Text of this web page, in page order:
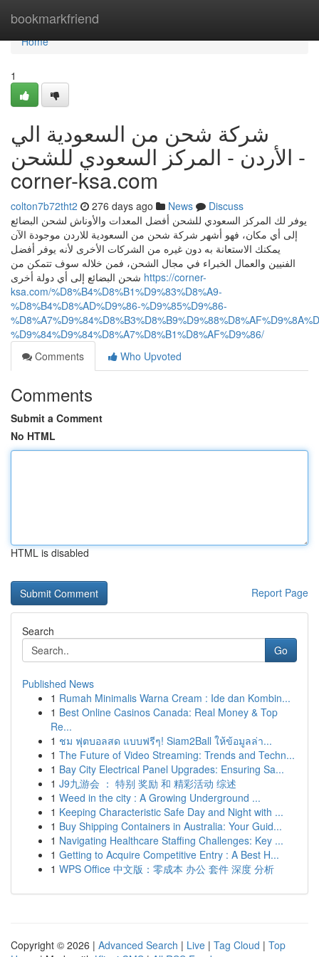
bookmarkfriend
Home
Home
1
شركة شحن من السعودية الي
الأردن - المركز السعودي للشحن -
corner-ksa.com
colton7b72tht2 276 days ago News
Discuss
يوفر لك المركز السعودي للشحن أفضل المعدات والأوناش لشحن البضائع
إلى أي مكان، فهو أشهر شركة شحن من السعودية للاردن موجودة الآن
يمكنك الاستعانة به دون غيره من الشركات الأخرى لأنه يوفر أفضل
الفنيين والعمال الخبراء في مجال الشحن، فمن خلاله سوف تتمكن من
https://corner-
ksa.com/%D8%B4%D8%B1%D9%83%D8%A9-
%D8%B4%D8%AD%D9%86-%D9%85%D9%86-
%D9%84%D9%84%D8%A7%D8%B1%D8%AF%D9%86/
Comments
Who Upvoted
Comments
Submit a Comment
No HTML
HTML is disabled
Report Page
Search
Go
Published News
1 Rumah Minimalis Warna Cream : Ide dan Kombin...
1 Best Online Casinos Canada: Real Money & Top
Re...
1 ชม ฟุตบอลสด แบบฟรีๆ! Siam2Ball ให้ข้อมูลล่า...
1 The Future of Video Streaming: Trends and Techn...
1 Bay City Electrical Panel Upgrades: Ensuring Sa...
1 J9九游会 ： 特别 奖励 和 精彩活动 综述
1 Weed in the city : A Growing Underground ...
1 Keeping Characteristic Safe Day and Night with ...
1 Buy Shipping Containers in Australia: Your Guid...
1 Navigating Healthcare Staffing Challenges: Key ...
1 Getting to Acquire Competitive Entry : A Best H...
1 WPS Office 中文版：零成本 办公 套件 深度 分析
Copyright © 2026 | Advanced Search | Live | Tag Cloud | Top